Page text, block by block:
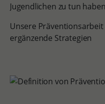
Jugendlichen zu tun
Unsere Präventionsarbeit
ergänzende Strategien